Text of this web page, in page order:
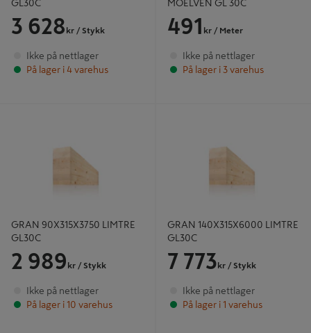
GL30C
3 628 kr / Stykk
Ikke på nettlager
På lager i 4 varehus
MOELVEN GL 30C
491 kr / Meter
Ikke på nettlager
På lager i 3 varehus
GRAN 90X315X3750 LIMTRE
GL30C
2 989 kr / Stykk
Ikke på nettlager
På lager i 10 varehus
GRAN 140X315X6000 LIMTRE
GL30C
7 773 kr / Stykk
Ikke på nettlager
På lager i 1 varehus